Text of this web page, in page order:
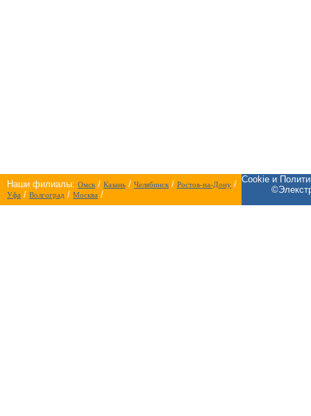
Наши филиалы: Омск/ Казань / Челябинск/ Ростов-на-Дону /
Уфа / Волгоград / Москва /
Cookie и